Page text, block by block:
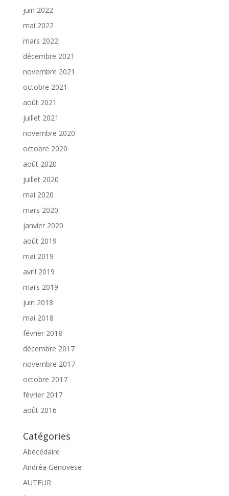
juin 2022
mai 2022
mars 2022
décembre 2021
novembre 2021
octobre 2021
août 2021
juillet 2021
novembre 2020
octobre 2020
août 2020
juillet 2020
mai 2020
mars 2020
janvier 2020
août 2019
mai 2019
avril 2019
mars 2019
juin 2018
mai 2018
février 2018
décembre 2017
novembre 2017
octobre 2017
février 2017
août 2016
Catégories
Abécédaire
Andréa Genovese
AUTEUR